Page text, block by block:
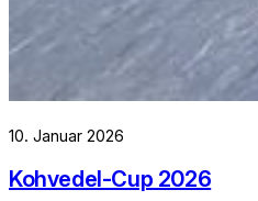
10. Januar 2026
Kohvedel-Cup 2026